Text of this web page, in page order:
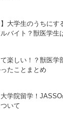
】大学生のうちにす
バイト？獣医学生
楽しい！？獣医学
たことまとめ
大学院留学！
いて